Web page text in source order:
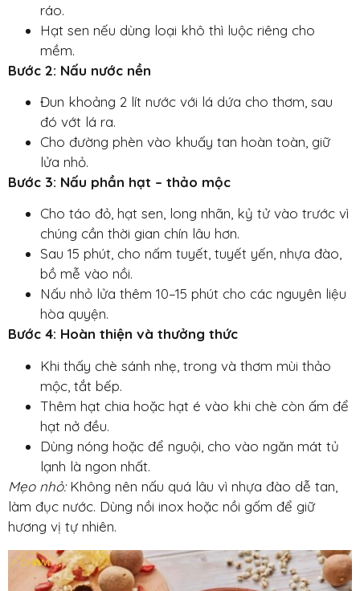
ráo.
Hạt sen nếu dùng loại khô thì luộc riêng cho
mềm.
Bước 2: Nấu nước nền
Đun khoảng 2 lít nước với lá dứa cho thơm, sau
đó vớt lá ra.
Cho đường phèn vào khuấy tan hoàn toàn, giữ
lửa nhỏ.
Bước 3: Nấu phần hạt – thảo mộc
Cho táo đỏ, hạt sen, long nhãn, kỷ tử vào trước vì
chúng cần thời gian chín lâu hơn.
Sau 15 phút, cho nấm tuyết, tuyết yến, nhựa đào,
bồ mễ vào nồi.
Nấu nhỏ lửa thêm 10–15 phút cho các nguyên liệu
hòa quyện.
Bước 4: Hoàn thiện và thưởng thức
Khi thấy chè sánh nhẹ, trong và thơm mùi thảo
mộc, tắt bếp.
Thêm hạt chia hoặc hạt é vào khi chè còn ấm để
hạt nở đều.
Dùng nóng hoặc để nguội, cho vào ngăn mát tủ
lạnh là ngon nhất.
Mẹo nhỏ:Không nên nấu quá lâu vì nhựa đào dễ tan,
làm đục nước. Dùng nồi inox hoặc nồi gốm để giữ
hương vị tự nhiên.